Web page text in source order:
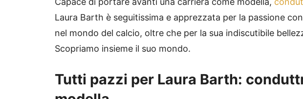
Laura Barth è seguitissima e apprezzata per la passione
nel mondo del calcio, oltre che per la sua indiscutibile
Scopriamo insieme il suo mondo.
Tutti pazzi per Laura Barth: